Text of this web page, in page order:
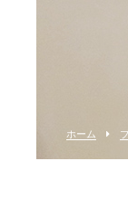
ホーム